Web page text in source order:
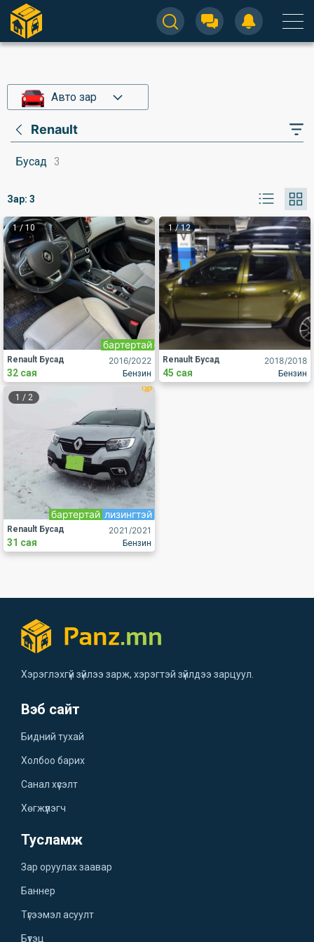
Авто зар
Renault
Бусад 3
Зар: 3
1/10
2016/2022
Бензин
бартертай
Renault Бусад
32 сая
1/12
2018/2018
Бензин
Renault Бусад
45 сая
1 / 2
2021 /2021
Бензин
лизингтэй
бартертай
Renault Бусад
31 сая
Хэрэглэхгүй зүйлээ зарж, хэрэгтэй зүйлдээ зарцуул.
Вэб сайт
Бидний тухай
Холбоо барих
Санал хүсэлт
Хөгжүүлэгч
Тусламж
Зар оруулах заавар
Баннер
Түгээмэл асуулт
Бүтэц